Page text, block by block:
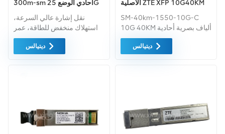
300m-sm أحادي الوضع 25G
1310NM 300m جهاز إرسال
واستقبال عالي السرعة lc smf
0.3 كجم
نقل إشارة عالي السرعة،
استهلاك منخفض للطاقة، عمر
خدمة طويل. سرعة عالية،
انتقال مستقر وموثوقية عالية.
ديتيالس
الأصلية ZTE XFP 10G40KM
SM-40km-1550-10G-C
10G 40KM ألياف بصرية أحادية
الوضع
ديتيالس